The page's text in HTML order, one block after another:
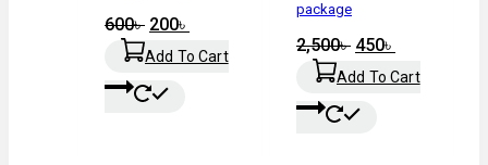
600৳ 200৳
Add To Cart
package
2,500৳ 450৳
Add To Cart